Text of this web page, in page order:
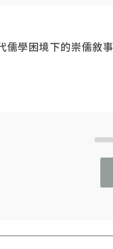
學困境下的崇儒敘事